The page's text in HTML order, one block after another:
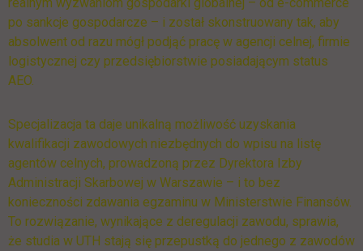
po sankcje gospodarcze – i został skonstruowany tak, aby
absolwent od razu mógł podjąć pracę w agencji celnej, firmie
logistycznej czy przedsiębiorstwie posiadającym status
AEO.
Specjalizacja ta daje unikalną możliwość uzyskania
kwalifikacji zawodowych niezbędnych do wpisu na listę
agentów celnych, prowadzoną przez Dyrektora Izby
Administracji Skarbowej w Warszawie – i to bez
konieczności zdawania egzaminu w Ministerstwie Finansów.
To rozwiązanie, wynikające z deregulacji zawodu, sprawia,
że studia w UTH stają się przepustką do jednego z zawodów